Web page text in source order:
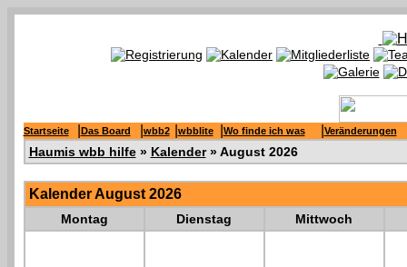
Startseite Das Board wbb2 wbblite Wo finde ich was Veränderungen
Haumis wbb hilfe» Kalender» August 2026
Kalender August 2026
Montag Dienstag Mittwoch